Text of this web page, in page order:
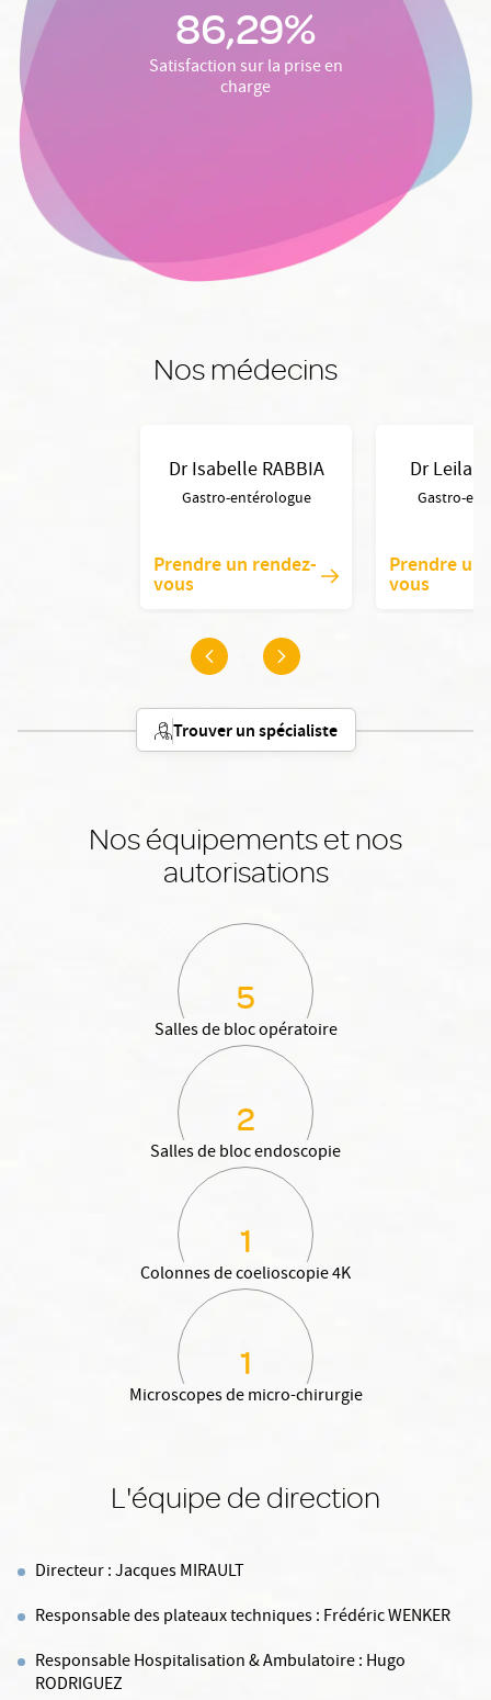
86,29%
Satisfaction sur la prise en
charge
Nos médecins
Dr Isabelle RABBIA
Gastro-entérologue
Prendre un rendez-
vous
Dr Leila
Gastro-
Prendre un
vous
Trouver un spécialiste
Nos équipements et nos
autorisations
5
Salles de bloc opératoire
2
Salles de bloc endoscopie
1
Colonnes de coelioscopie 4K
1
Microscopes de micro-chirurgie
L'équipe de direction
Directeur : Jacques MIRAULT
Responsable des plateaux techniques : Frédéric WENKER
Responsable Hospitalisation & Ambulatoire : Hugo
RODRIGUEZ